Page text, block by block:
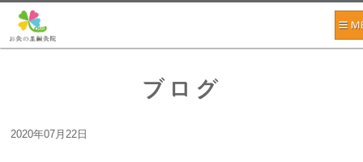
ブログ
2020年07月22日